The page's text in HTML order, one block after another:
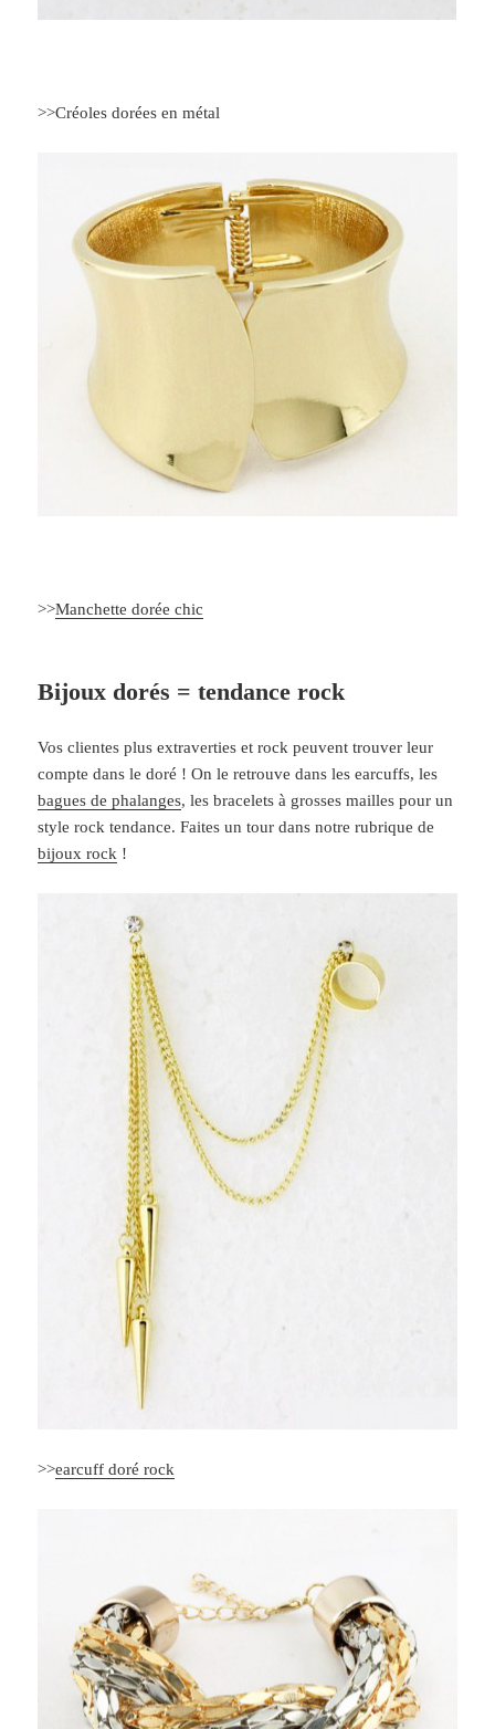
>>Créoles dorées en métal
>>Manchette dorée chic
Bijoux dorés = tendance rock
Vos clientes plus extraverties et rock peuvent trouver leur
compte dans le doré ! On le retrouve dans les earcuffs, les
bagues de phalanges, les bracelets à grosses mailles pour un
style rock tendance. Faites un tour dans notre rubrique de
bijoux rock !
>>earcuff doré rock